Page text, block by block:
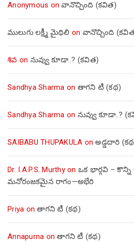
Anonymous onవానొచ్చింది (కవిత)
ములుగు లక్ష్మీ మైథిలి on వానొచ్చింది
శివ on నువ్వు కూడా..? (కవిత)
Sandhya Sharma on తాగని టీ (కథ)
Sandhya Sharma on నువ్వు కూడా..?
SAIBABU THUPAKULA onఅడ్డదారి
Dr. I.A.P.S. Murthyon ఒక భార్గవి –
మనోరంజకమైన రాగం—అభేరి
Priya onతాగని టీ (కథ)
Annapurna onతాగని టీ (కథ)